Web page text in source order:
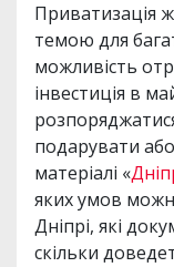
Приватизація
темою для
можливість
інвестиція в
подарувати
матеріалі «
яких умов
Дніпрі, які
скільки